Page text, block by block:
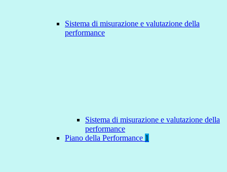
Sistema di misurazione e valutazione della
performance
Sistema di misurazione e valutazione della
performance
Piano della Performance 1